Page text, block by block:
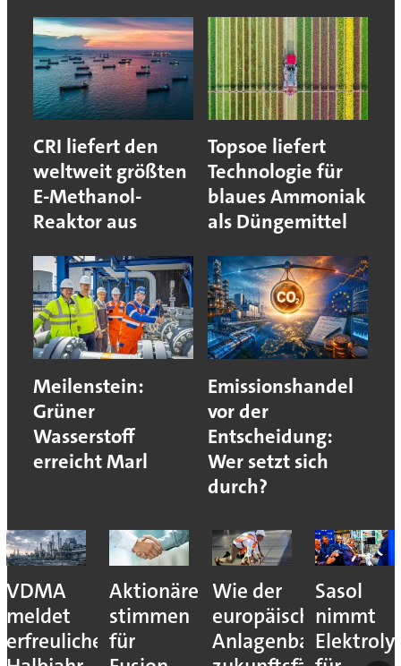
CRI liefert den
weltweit größten
E-Methanol-
Reaktor aus
Topsoe liefert
Technologie für
blaues Ammoniak
als Düngemittel
Meilenstein:
Grüner
Wasserstoff
erreicht Marl
Emissionshandel
vor der
Entscheidung:
Wer setzt sich
durch?
VDMA
meldet
erfreuliches
Aktionäre
stimmen
für
Wie der
europäische
Anlagenbau
Sasol
nimmt